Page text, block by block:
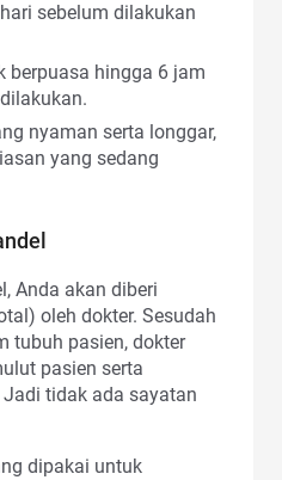
sebelum dilakukan
berpuasa hingga 6 jam
nyaman serta longgar,
yang sedang
Anda akan diberi
oleh dokter. Sesudah
tubuh pasien, dokter
pasien serta
tidak ada sayatan
dipakai untuk